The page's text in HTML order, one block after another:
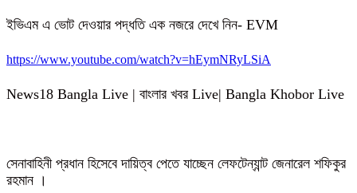
ইভিএম এ ভোট দেওয়ার পদ্ধতি এক নজরে দেখে নিন- EVM
https://www.youtube.com/watch?v=hEymNRyLSiA
News18 Bangla Live | বাংলার খবর Live| Bangla Khobor Live
সেনাবাহিনী প্রধান হিসেবে দায়িত্ব পেতে যাচ্ছেন লেফটেন্যান্ট জেনারেল শফিকুর
রহমান ।